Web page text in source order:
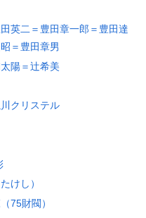
英二＝豊田章一郎＝豊田達
＝豊田章男
陽＝辻希美
クリステル
けし）
75財閥）